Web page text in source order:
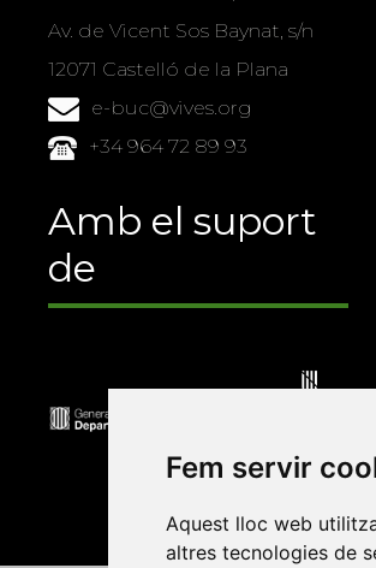
Fem servir
Aquest lloc web
altres tecnologies de
Av. de Vicent Sos Baynat, s/n
12071 Castelló de la Plana
e-buc@vives.org
+34 964 72 89 93
Amb el suport
de